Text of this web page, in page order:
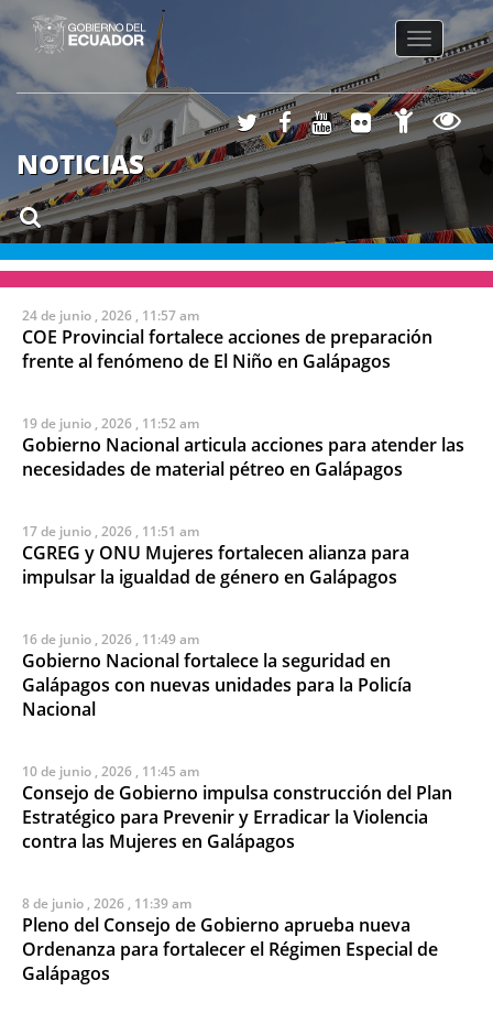
Toggle
NOTICIAS
24 de junio , 2026 , 11:57 am
COE Provincial fortalece acciones de preparación
frente al fenómeno de El Niño en Galápagos
19 de junio , 2026 , 11:52 am
Gobierno Nacional articula acciones para atender las
necesidades de material pétreo en Galápagos
17 de junio , 2026 , 11:51 am
CGREG y ONU Mujeres fortalecen alianza para
impulsar la igualdad de género en Galápagos
16 de junio , 2026 , 11:49 am
Gobierno Nacional fortalece la seguridad en
Galápagos con nuevas unidades para la Policía
Nacional
10 de junio , 2026 , 11:45 am
Consejo de Gobierno impulsa construcción del Plan
Estratégico para Prevenir y Erradicar la Violencia
contra las Mujeres en Galápagos
8 de junio , 2026 , 11:39 am
Pleno del Consejo de Gobierno aprueba nueva
Ordenanza para fortalecer el Régimen Especial de
Galápagos